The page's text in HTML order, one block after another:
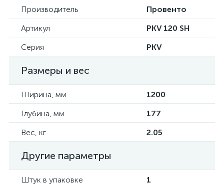
Производитель
Провенто
Артикул
PKV 120 SH
Серия
PKV
Размеры и вес
Ширина, мм
1200
Глубина, мм
177
Вес, кг
2.05
Другие параметры
Штук в упаковке 1